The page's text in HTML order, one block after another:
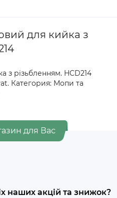
для кийка з
різьбленням. HCD214
Категория: Мопи та
для Вас
наших акцій та знижок?